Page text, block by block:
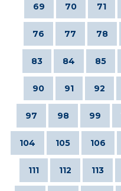
69 70 71
76 77 78
83 84 85
90 91 92
97 98 99
104 105 106
111 112 113